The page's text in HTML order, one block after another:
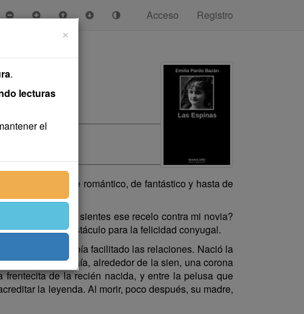
Acceso
Registro
me oía tratar de romántico, de fantástico y hasta de
por qué sientes ese recelo contra mi novia?
el menor obstáculo para la felicidad conyugal.
lo cual había facilitado las relaciones. Nació la
en que traía, alrededor de la sien, una corona
de la recién nacida, y entre la pelusa que
la leyenda. Al morir, poco después, su madre,
×
.
lecturas
el